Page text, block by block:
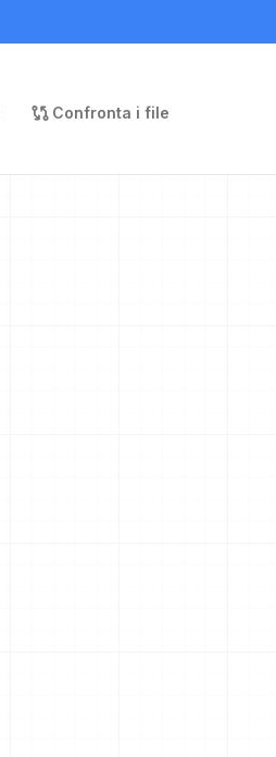
Confronta i file